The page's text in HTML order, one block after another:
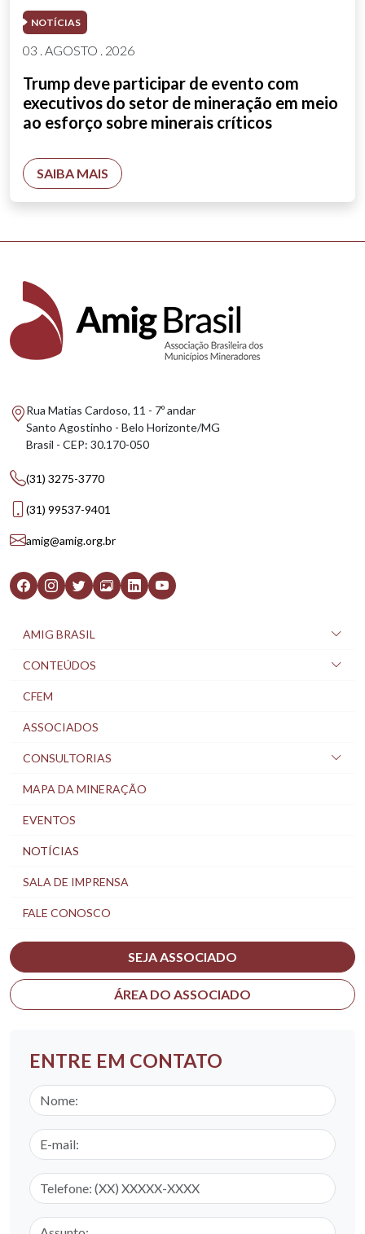
NOTÍCIAS
03 . AGOSTO . 2026
Trump deve participar de evento com
executivos do setor de mineração em meio
ao esforço sobre minerais críticos
SAIBA MAIS
Rua Matias Cardoso, 11 - 7º andar
Santo Agostinho - Belo Horizonte/MG
Brasil - CEP: 30.170-050
(31) 3275-3770
(31) 99537-9401
amig@amig.org.br
AMIG BRASIL
CONTEÚDOS
CFEM
ASSOCIADOS
CONSULTORIAS
MAPA DA MINERAÇÃO
EVENTOS
NOTÍCIAS
SALA DE IMPRENSA
FALE CONOSCO
SEJA ASSOCIADO
ÁREA DO ASSOCIADO
ENTRE EM CONTATO
Nome
E-mail
Telefone
Assunto